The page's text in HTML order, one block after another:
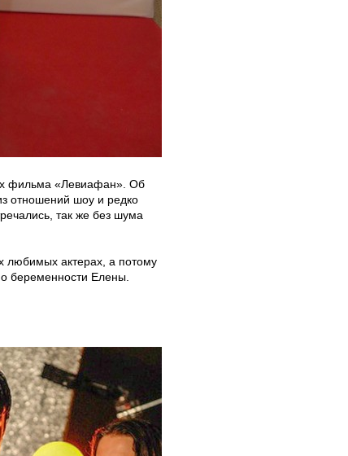
фильма «Левиафан». Об
отношений шоу и редко
так же без шума
любимых актерах, а потому
беременности Елены.